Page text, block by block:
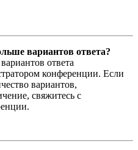
вариантов ответа?
ответа
конференции. Если
вариантов,
свяжитесь с